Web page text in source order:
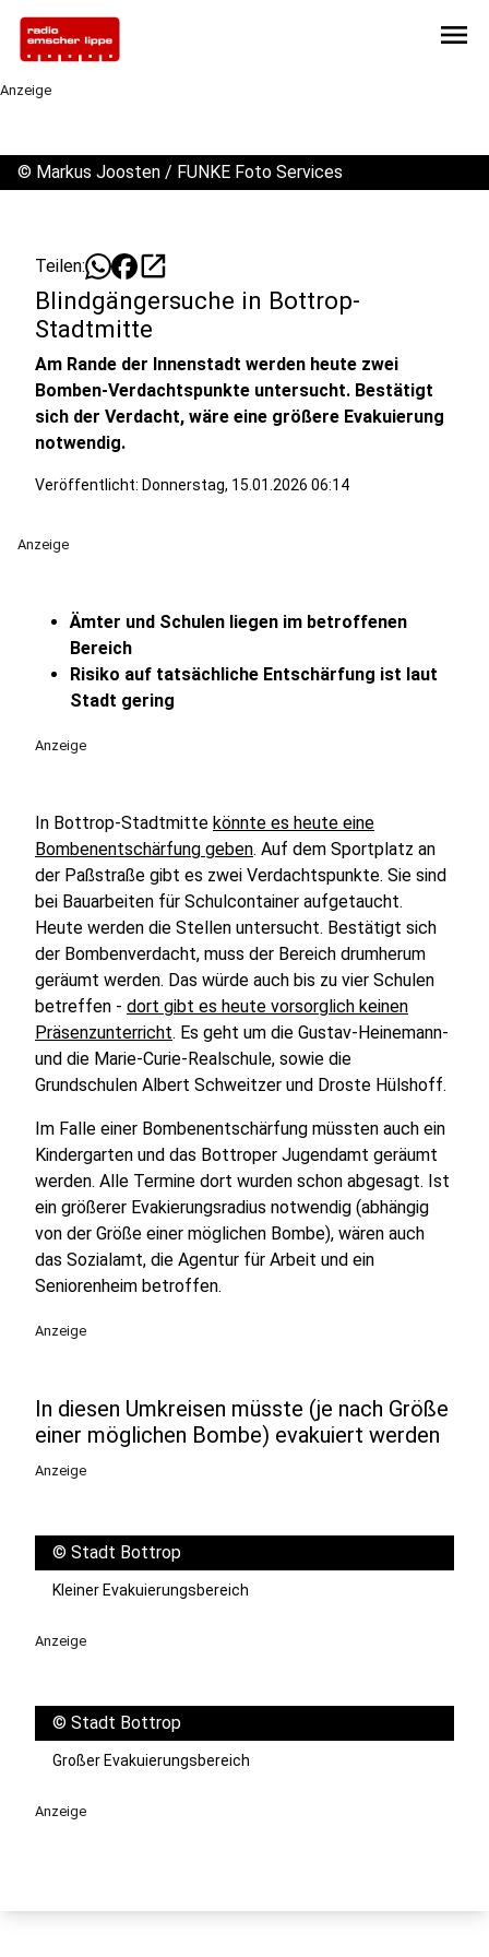
menu
Anzeige
© Markus Joosten / FUNKE Foto Services
Teilen: open_in_new
Blindgängersuche in Bottrop-
Stadtmitte
Am Rande der Innenstadt werden heute zwei
Bomben-Verdachtspunkte untersucht. Bestätigt
sich der Verdacht, wäre eine größere Evakuierung
notwendig.
Veröffentlicht: Donnerstag, 15.01.2026 06:14
Anzeige
Ämter und Schulen liegen im betroffenen
Bereich
Risiko auf tatsächliche Entschärfung ist laut
Stadt gering
Anzeige
In Bottrop-Stadtmitte könnte es heute eine
Bombenentschärfung geben. Auf dem Sportplatz an
der Paßstraße gibt es zwei Verdachtspunkte. Sie sind
bei Bauarbeiten für Schulcontainer aufgetaucht.
Heute werden die Stellen untersucht. Bestätigt sich
der Bombenverdacht, muss der Bereich drumherum
geräumt werden. Das würde auch bis zu vier Schulen
betreffen - dort gibt es heute vorsorglich keinen
Präsenzunterricht. Es geht um die Gustav-Heinemann-
und die Marie-Curie-Realschule, sowie die
Grundschulen Albert Schweitzer und Droste Hülshoff.
Im Falle einer Bombenentschärfung müssten auch ein
Kindergarten und das Bottroper Jugendamt geräumt
werden. Alle Termine dort wurden schon abgesagt. Ist
ein größerer Evakierungsradius notwendig (abhängig
von der Größe einer möglichen Bombe), wären auch
das Sozialamt, die Agentur für Arbeit und ein
Seniorenheim betroffen.
Anzeige
In diesen Umkreisen müsste (je nach Größe
einer möglichen Bombe) evakuiert werden
Anzeige
© Stadt Bottrop
Kleiner Evakuierungsbereich
Anzeige
© Stadt Bottrop
Großer Evakuierungsbereich
Anzeige